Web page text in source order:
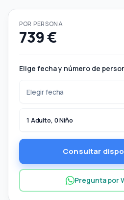
POR PERSONA
739 €
Elige fecha y número de
1 Adulto, 0 Niño
Consultar
Pregunta por